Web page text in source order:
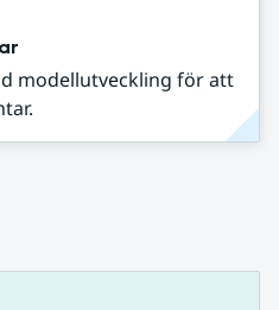
modellutveckling för att